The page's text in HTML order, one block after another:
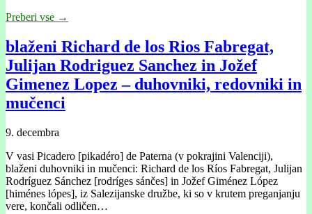
Preberi vse →
blaženi Richard de los Rios Fabregat,
Julijan Rodriguez Sanchez in Jožef
Gimenez Lopez – duhovniki, redovniki in
mučenci
9. decembra
V vasi Picadero [pikadéro] de Paterna (v pokrajini Valenciji),
blaženi duhovniki in mučenci: Richard de los Ríos Fabregat, Julijan
Rodríguez Sánchez [rodríges sánčes] in Jožef Giménez López
[himénes lópes], iz Salezijanske družbe, ki so v krutem preganjanju
vere, končali odličen…